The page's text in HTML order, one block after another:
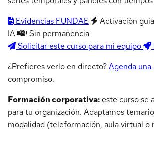
Evidencias FUNDAE
Activación
IA
Sin permanencia
Solicitar este curso para mi equipo
¿Prefieres verlo en directo?Agenda una
compromiso.
Formación corporativa: este curso se
para tu organización. Adaptamos
modalidad (teleformación, aula virtual o